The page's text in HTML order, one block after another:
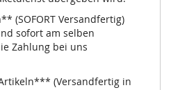
(SOFORT Versandfertig)
sofort am selben
Zahlung bei uns
(Versandfertig in